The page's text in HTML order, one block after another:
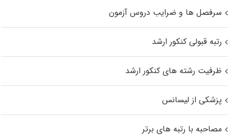
سرفصل ها و ضرایب دروس آزمون
رتبه قبولی کنکور ارشد
ظرفیت رشته های کنکور ارشد
پزشکی از لیسانس
مصاحبه با رتبه های برتر